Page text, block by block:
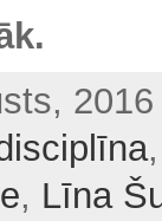
, Līna